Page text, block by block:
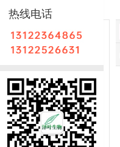
热线电话
首页
细胞生物学
新品推荐